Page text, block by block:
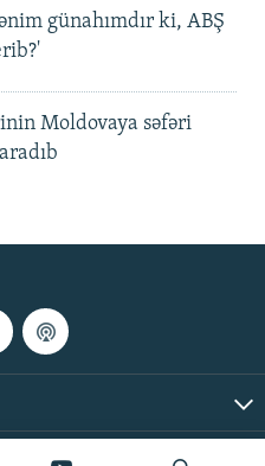
günahımdır ki, ABŞ
Moldovaya səfəri